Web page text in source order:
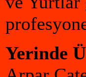
Yerinde